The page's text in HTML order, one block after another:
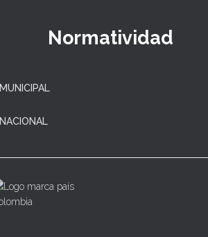
Normatividad
MUNICIPAL
NACIONAL